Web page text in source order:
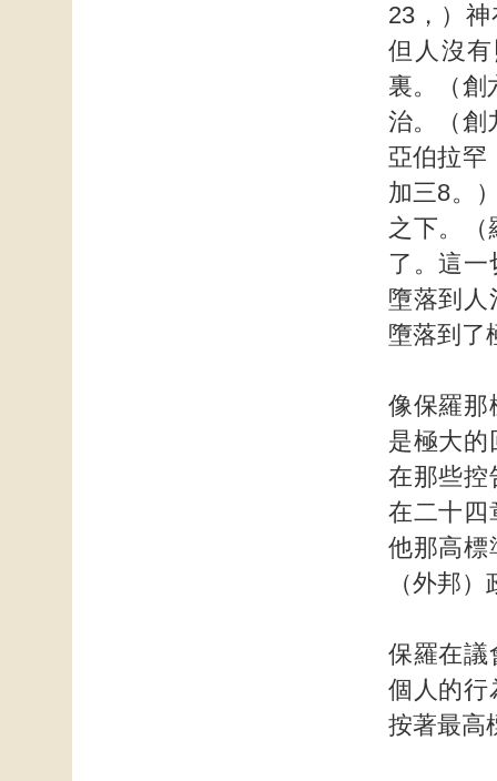
23，）
但人沒
裏。（創
治。（創
亞伯拉罕
加三8。
之下。（
了。這
墮落到人
墮落到了
像保羅那
是極大的
在那些控
在二十四
他那高標
（外邦
保羅在議
個人的行
按著最高